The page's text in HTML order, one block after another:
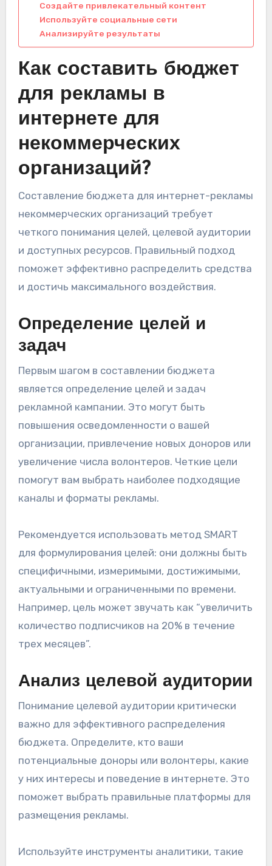
Создайте привлекательный контент
Используйте социальные сети
Анализируйте результаты
Как составить бюджет
для рекламы в
интернете для
некоммерческих
организаций?
Составление бюджета для интернет-рекламы
некоммерческих организаций требует
четкого понимания целей, целевой аудитории
и доступных ресурсов. Правильный подход
поможет эффективно распределить средства
и достичь максимального воздействия.
Определение целей и
задач
Первым шагом в составлении бюджета
является определение целей и задач
рекламной кампании. Это могут быть
повышения осведомленности о вашей
организации, привлечение новых доноров или
увеличение числа волонтеров. Четкие цели
помогут вам выбрать наиболее подходящие
каналы и форматы рекламы.
Рекомендуется использовать метод SMART
для формулирования целей: они должны быть
специфичными, измеримыми, достижимыми,
актуальными и ограниченными по времени.
Например, цель может звучать как “увеличить
количество подписчиков на 20% в течение
трех месяцев”.
Анализ целевой аудитории
Понимание целевой аудитории критически
важно для эффективного распределения
бюджета. Определите, кто ваши
потенциальные доноры или волонтеры, какие
у них интересы и поведение в интернете. Это
поможет выбрать правильные платформы для
размещения рекламы.
Используйте инструменты аналитики, такие